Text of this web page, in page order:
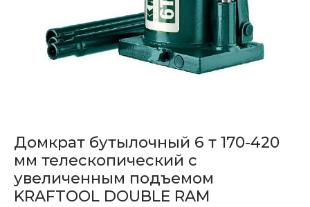
Домкрат бутылочный 6 т 170-420
мм телескопический с
увеличенным подъемом
KRAFTOOL DOUBLE RAM